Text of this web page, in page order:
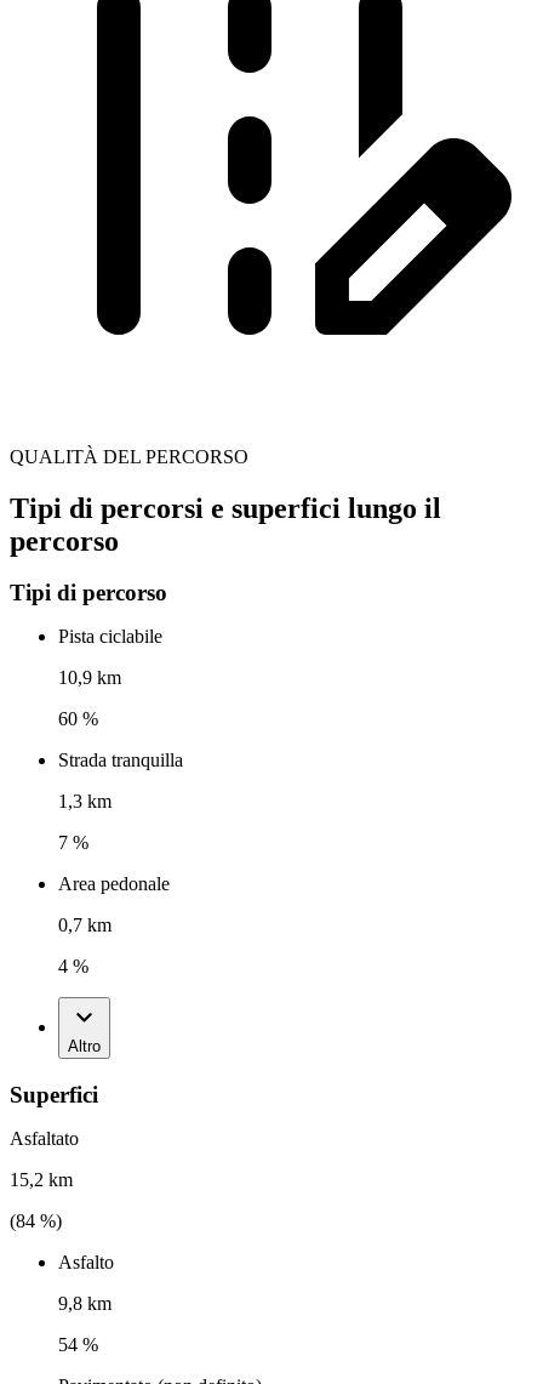
QUALITÀ DEL PERCORSO
Tipi di percorsi e superfici lungo il
percorso
Tipi di percorso
Pista ciclabile
10,9 km
60 %
Strada tranquilla
1,3 km
7 %
Area pedonale
0,7 km
4 %
Altro
Superfici
Asfaltato
15,2 km
(84 %)
Asfalto
9,8 km
54 %